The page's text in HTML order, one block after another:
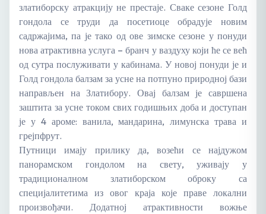
златиборску атракцију не престаје. Сваке сезоне Голд
гондола се труди да посетиоце обрадује новим
садржајима, па је тако од ове зимске сезоне у понуди
нова атрактивна услуга – бранч у ваздуху који ће се већ
од сутра послуживати у кабинама. У новој понуди је и
Голд гондола балзам за усне на потпуно природној бази
направљен на Златибору. Овај балзам је савршена
заштита за усне током свих годишњих доба и доступан
је у 4 ароме: ванила, мандарина, лимунска трава и
грејпфрут.
Путници имају прилику да, возећи се најдужом
панорамском гондолом на свету, уживају у
традиционалном златиборском оброку са
специјалитетима из овог краја које праве локални
произвођачи. Додатној атрактивности вожње